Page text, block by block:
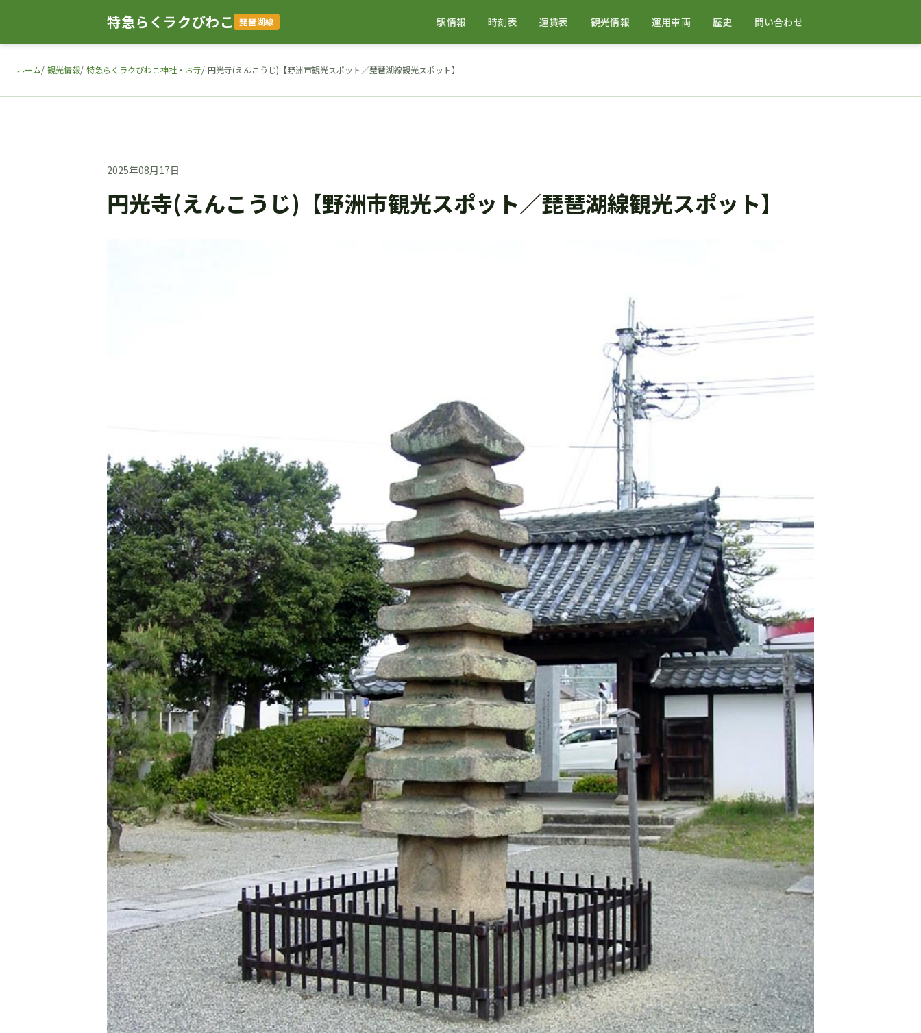
特急らくラクびわこ 琵琶湖線 駅情報 時刻表 運賃表 観光情報 運用車両 歴史 問い合わせ
ホーム 観光情報 特急らくラクびわこ神社・お寺 円光寺(えんこうじ)【野洲市観光スポット／琵琶湖線観光スポット】
2025年08月17日
円光寺(えんこうじ)【野洲市観光スポット／琵琶湖線観光スポット】